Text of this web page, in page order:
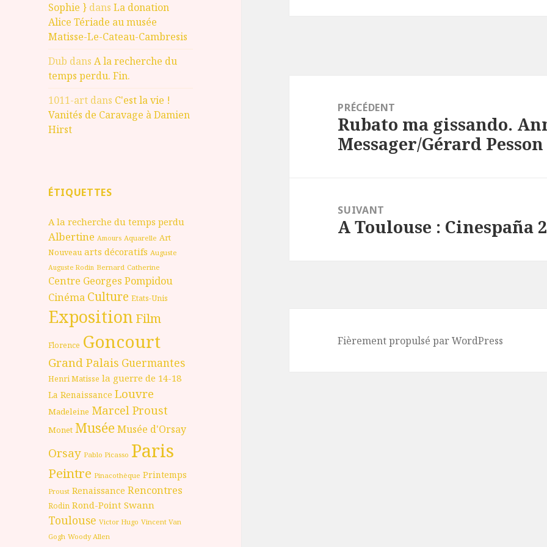
Sophie } dansLa donation
Alice Tériade au musée
Matisse-Le-Cateau-Cambresis
Dub dansA la recherche du
temps perdu. Fin.
1011-art dans C'est la vie !
Vanités de Caravage à Damien
Hirst
ÉTIQUETTES
A la recherche du temps perdu
Albertine Amours Aquarelle Art
Nouveau arts décoratifs Auguste
Auguste Rodin Bernard Catherine
Centre Georges Pompidou
Cinéma Culture Etats-Unis
ExpositionFilm
Florence Goncourt
Grand Palais Guermantes
Henri Matisse la guerre de 14-18
La Renaissance Louvre
Madeleine Marcel Proust
Monet Musée Musée d'Orsay
Orsay Pablo Picasso Paris
Peintre Pinacothèque Printemps
Proust Renaissance Rencontres
Rodin Rond-Point Swann
Toulouse Victor Hugo Vincent Van
Gogh Woody Allen
l’article
PRÉCÉDENT
Article
précédent :
Rubato ma gissando.
Messager/Gérard Pesson
SUIVANT
Article
A Toulouse : Cinespaña
Fièrement propulsé par WordPress